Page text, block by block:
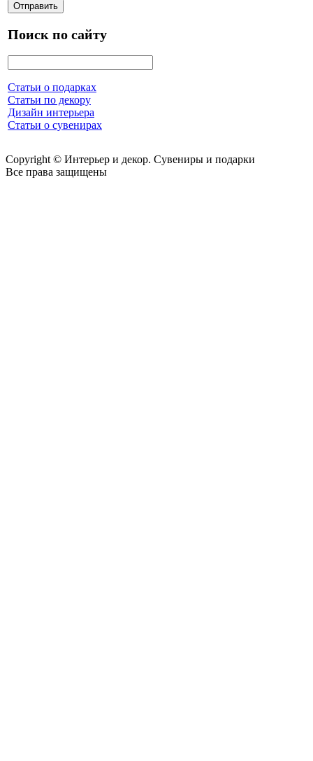
Поиск по сайту
Статьи о подарках
Статьи по декору
Дизайн интерьера
Статьи о сувенирах
Copyright © Интерьер и декор. Сувениры и подарки
Все права защищены